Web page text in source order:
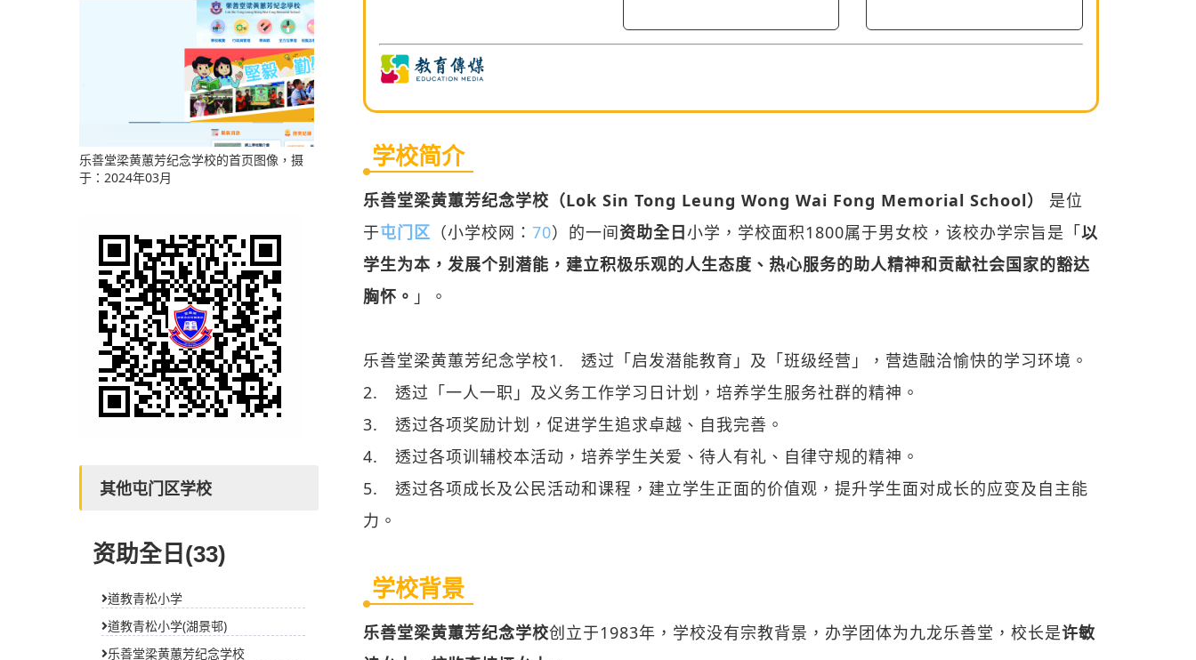
学校简介
乐善堂梁黄蕙芳纪念学校（Lok Sin Tong Leung Wong Wai Fong Memorial School）是位
于屯门区（小学校网：
学校背景
诗女士，校监李培垭女士
乐善堂梁黄蕙芳纪念学校的首页图像，摄
于：2024年03月
其他屯门区学校
资助全日(33)
道教青松小学
道教青松小学(湖景邨)
乐善堂梁黄蕙芳纪念学校